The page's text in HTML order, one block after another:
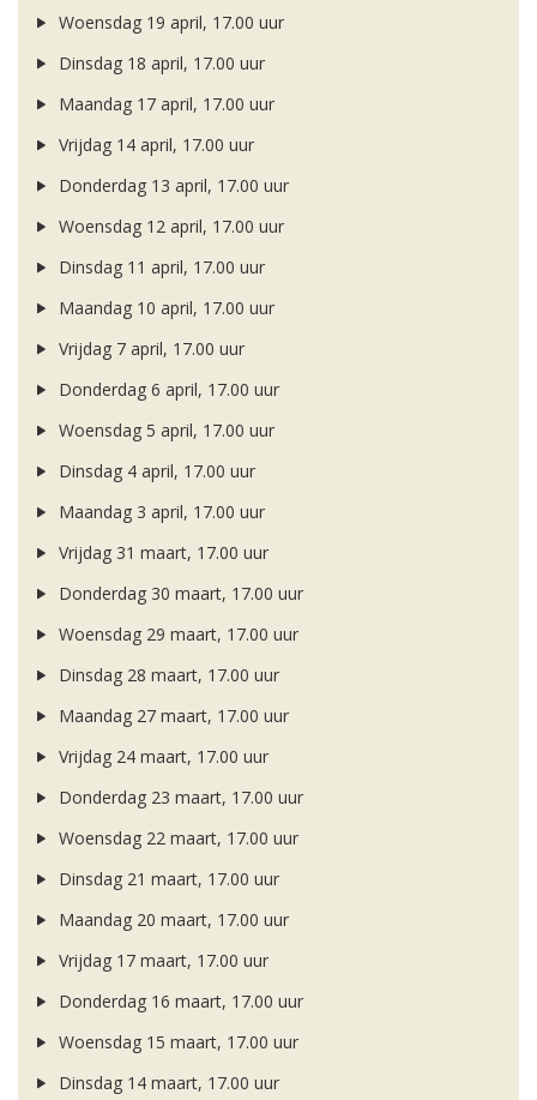
Woensdag 19 april, 17.00 uur
Dinsdag 18 april, 17.00 uur
Maandag 17 april, 17.00 uur
Vrijdag 14 april, 17.00 uur
Donderdag 13 april, 17.00 uur
Woensdag 12 april, 17.00 uur
Dinsdag 11 april, 17.00 uur
Maandag 10 april, 17.00 uur
Vrijdag 7 april, 17.00 uur
Donderdag 6 april, 17.00 uur
Woensdag 5 april, 17.00 uur
Dinsdag 4 april, 17.00 uur
Maandag 3 april, 17.00 uur
Vrijdag 31 maart, 17.00 uur
Donderdag 30 maart, 17.00 uur
Woensdag 29 maart, 17.00 uur
Dinsdag 28 maart, 17.00 uur
Maandag 27 maart, 17.00 uur
Vrijdag 24 maart, 17.00 uur
Donderdag 23 maart, 17.00 uur
Woensdag 22 maart, 17.00 uur
Dinsdag 21 maart, 17.00 uur
Maandag 20 maart, 17.00 uur
Vrijdag 17 maart, 17.00 uur
Donderdag 16 maart, 17.00 uur
Woensdag 15 maart, 17.00 uur
Dinsdag 14 maart, 17.00 uur